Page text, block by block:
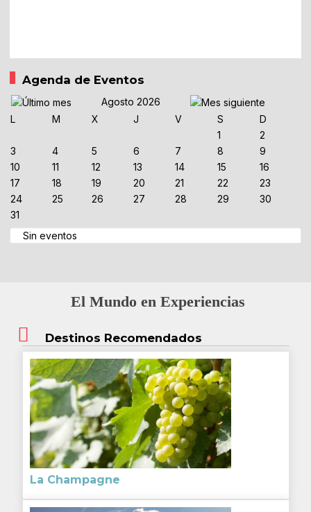
Agenda de Eventos
Agosto 2026
L
M X J V S
D
1
2
3
4 5 6 7 8
9
10
11 12 13 14 15
16
17
18 19 20 21 22
23
24
25 26 27 28 29
30
31
Sin eventos
El Mundo en Experiencias
Destinos Recomendados
La Champagne